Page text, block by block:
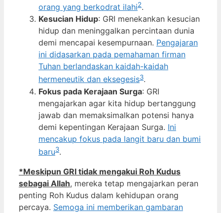
orang yang berkodrat ilahi2.
Kesucian Hidup: GRI menekankan kesucian
hidup dan meninggalkan percintaan dunia
demi mencapai kesempurnaan. Pengajaran
ini didasarkan pada pemahaman firman
Tuhan berlandaskan kaidah-kaidah
hermeneutik dan eksegesis3.
Fokus pada Kerajaan Surga: GRI
mengajarkan agar kita hidup bertanggung
jawab dan memaksimalkan potensi hanya
demi kepentingan Kerajaan Surga. Ini
mencakup fokus pada langit baru dan bumi
baru3.
*Meskipun GRI tidak mengakui Roh Kudus
sebagai Allah, mereka tetap mengajarkan peran
penting Roh Kudus dalam kehidupan orang
percaya. Semoga ini memberikan gambaran